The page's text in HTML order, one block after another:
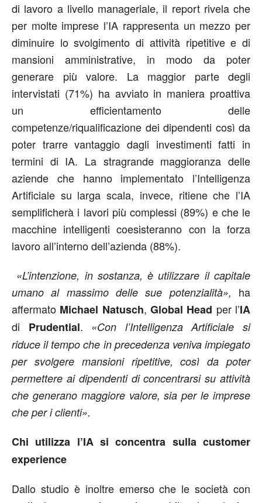
di lavoro a livello manageriale, il report rivela che
per molte imprese l’IA rappresenta un mezzo per
diminuire lo svolgimento di attività ripetitive e di
mansioni amministrative, in modo da poter
generare più valore. La maggior parte degli
intervistati (71%) ha avviato in maniera proattiva
un efficientamento delle
competenze/riqualificazione dei dipendenti così da
poter trarre vantaggio dagli investimenti fatti in
termini di IA. La stragrande maggioranza delle
aziende che hanno implementato l’Intelligenza
Artificiale su larga scala, invece, ritiene che l’IA
semplificherà i lavori più complessi (89%) e che le
macchine intelligenti coesisteranno con la forza
lavoro all’interno dell’azienda (88%).
«L’intenzione, in sostanza, è utilizzare il capitale
umano al massimo delle sue potenzialità», ha
affermato Michael Natusch,Global Head per l’IA
di Prudential. «Con l’Intelligenza Artificiale si
riduce il tempo che in precedenza veniva impiegato
per svolgere mansioni ripetitive, così da poter
permettere ai dipendenti di concentrarsi su attività
che generano maggiore valore, sia per le imprese
che per i clienti».
Chi utilizza l’IA si concentra sulla customer
experience
Dallo studio è inoltre emerso che le società con